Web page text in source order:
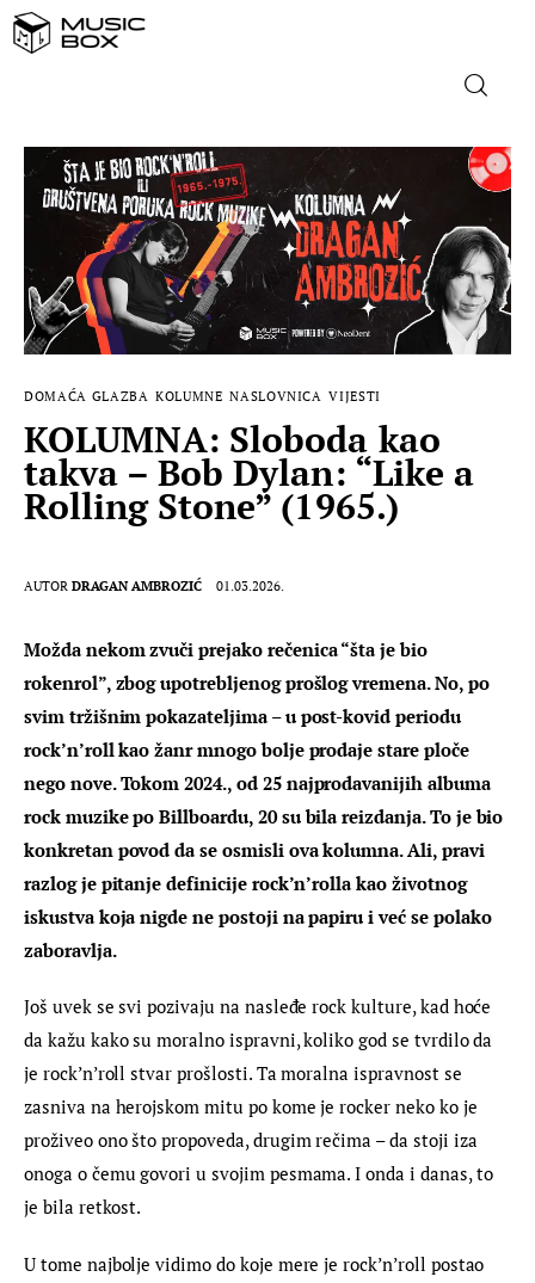
NASLOVNICA
DOMAĆA GLAZBA
STRANA GLAZBA
FILM
DOMAĆA GLAZBA KOLUMNE NASLOVNICA VIJESTI
KOLUMNA: Sloboda kao
takva – Bob Dylan: “Like a
Rolling Stone” (1965.)
AUTOR DRAGAN AMBROZIĆ 01.03.2026.
Možda nekom zvuči prejako rečenica “šta je bio
rokenrol”, zbog upotrebljenog prošlog vremena. No, po
svim tržišnim pokazateljima – u post-kovid periodu
rock’n’roll kao žanr mnogo bolje prodaje stare ploče
nego nove. Tokom 2024., od 25 najprodavanijih albuma
rock muzike po Billboardu, 20 su bila reizdanja. To je bio
konkretan povod da se osmisli ova kolumna. Ali, pravi
razlog je pitanje definicije rock’n’rolla kao životnog
iskustva koja nigde ne postoji na papiru i već se polako
zaboravlja.
Još uvek se svi pozivaju na nasleđe rock kulture, kad hoće
da kažu kako su moralno ispravni, koliko god se tvrdilo da
je rock’n’roll stvar prošlosti. Ta moralna ispravnost se
zasniva na herojskom mitu po kome je rocker neko ko je
proživeo ono što propoveda, drugim rečima – da stoji iza
onoga o čemu govori u svojim pesmama. I onda i danas, to
je bila retkost.
U tome najbolje vidimo do koje mere je rock’n’roll postao